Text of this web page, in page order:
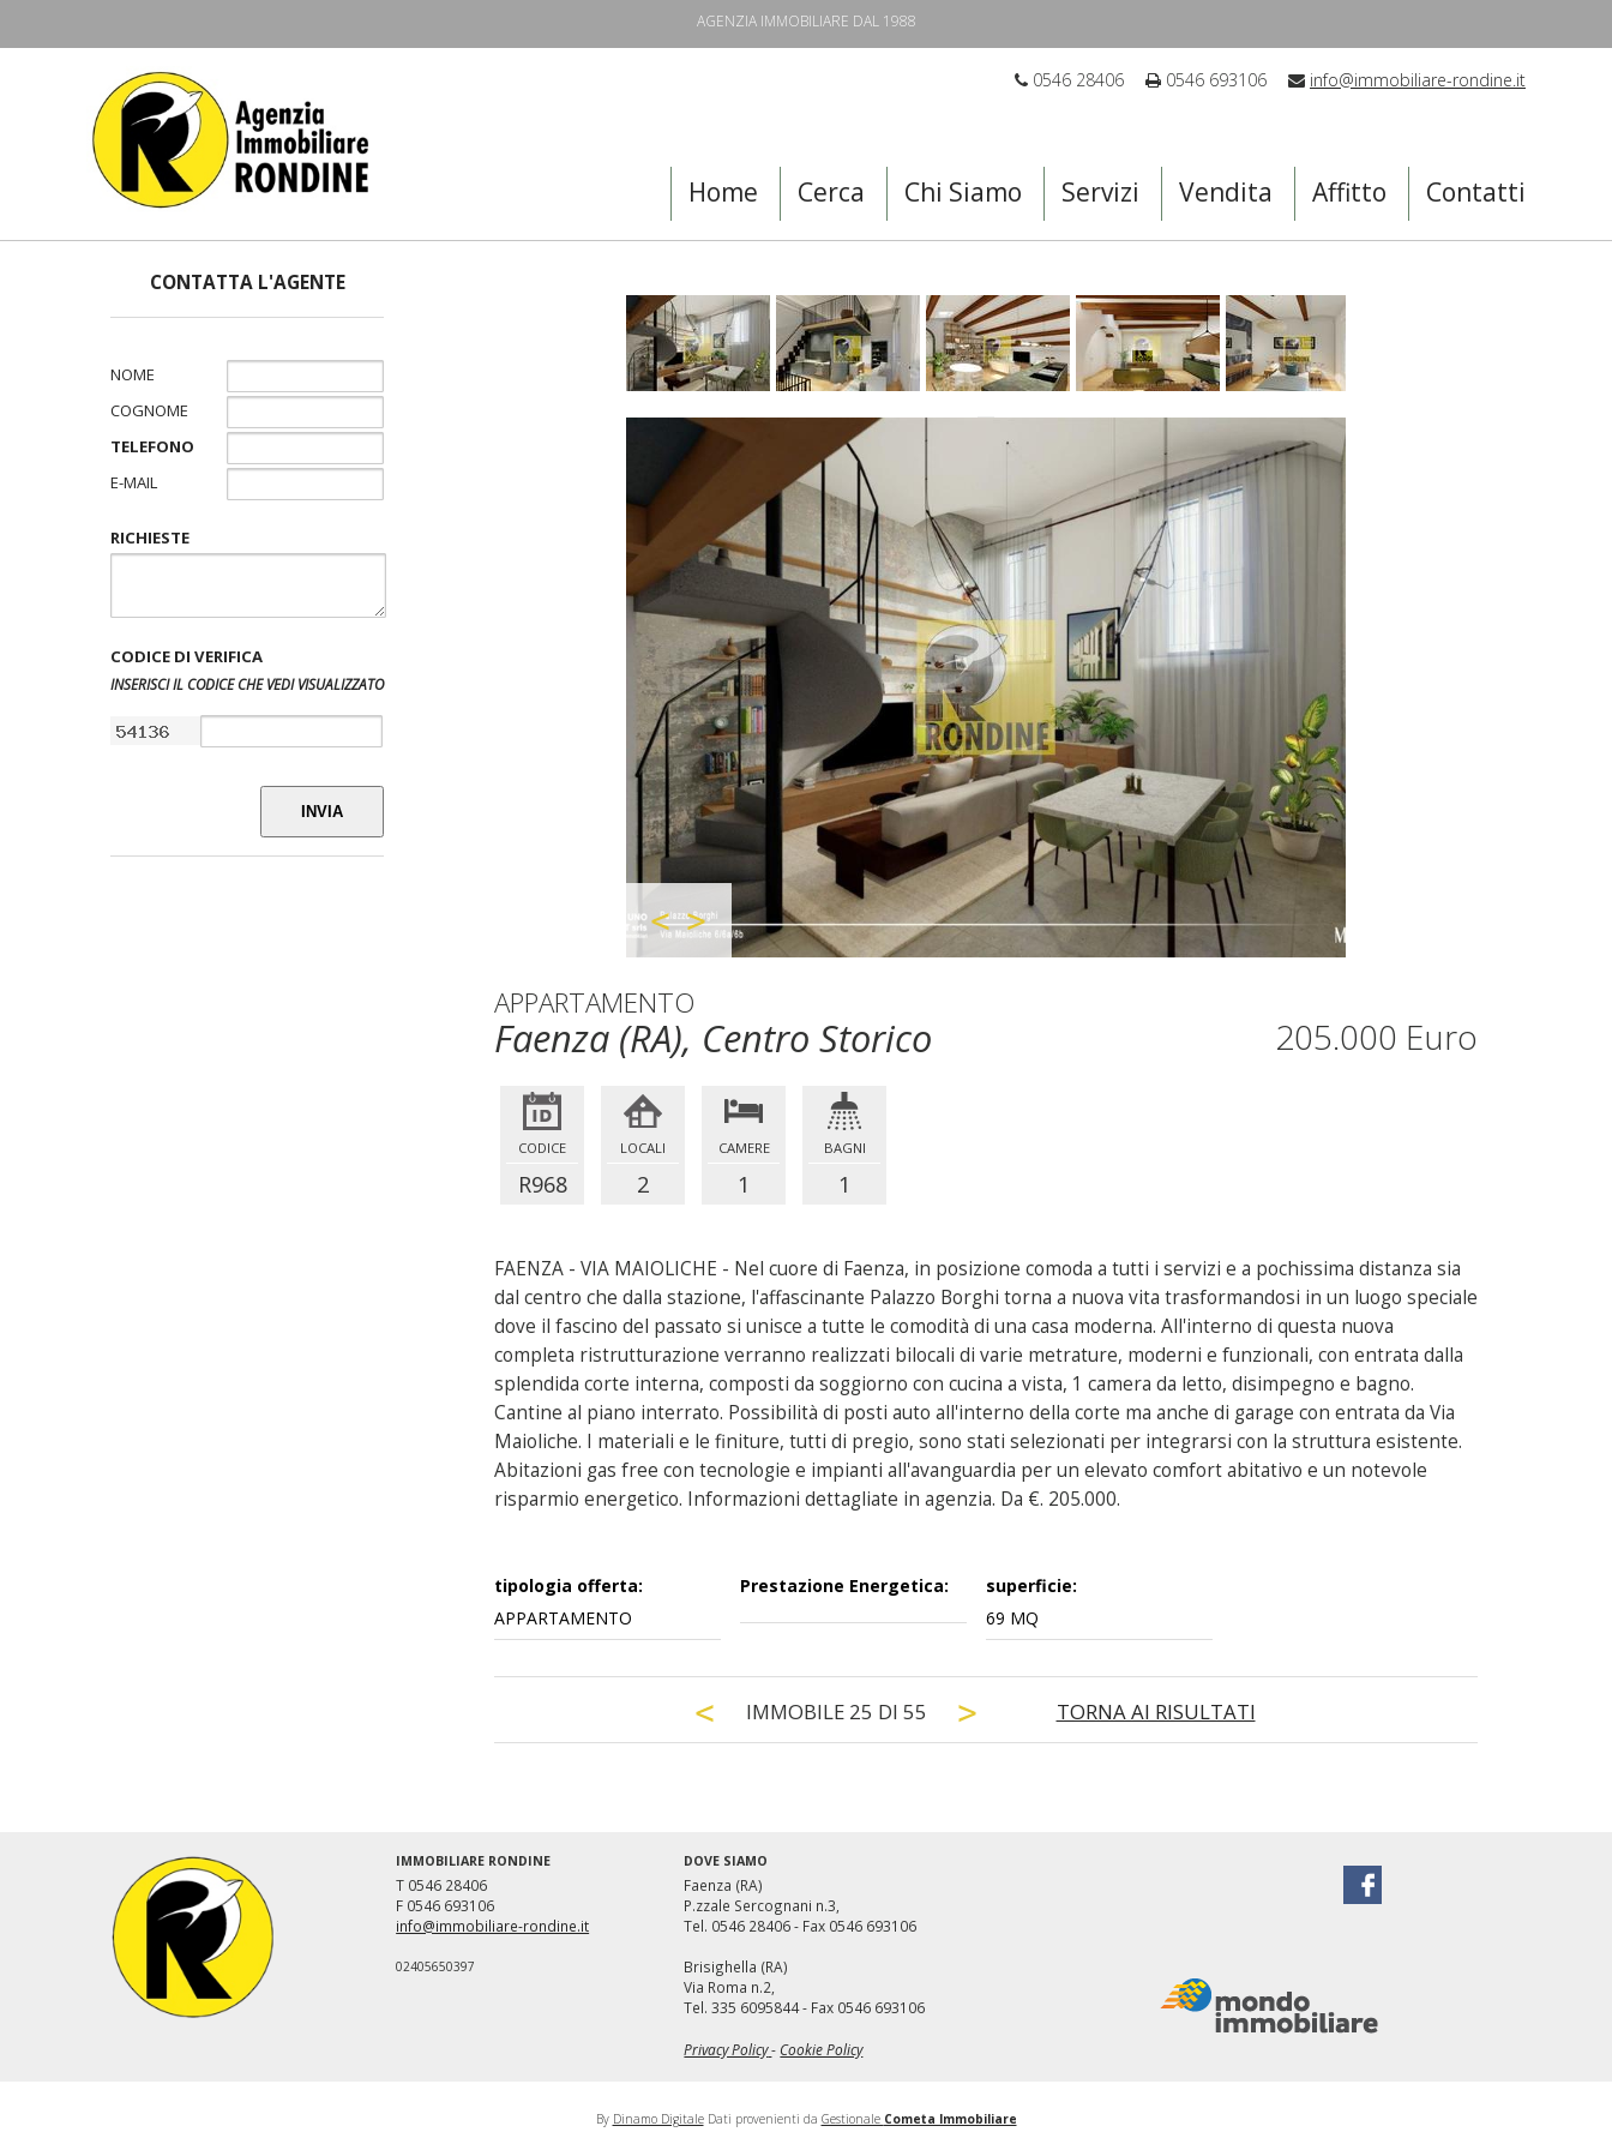
AGENZIA IMMOBILIARE DAL 1988
0546 28406 0546 693106 info@immobiliare-rondine.it
Home Cerca Chi Siamo Servizi Vendita Affitto Contatti
CONTATTA L'AGENTE
NOME
COGNOME
TELEFONO
E-MAIL
RICHIESTE
CODICE DI VERIFICA
INSERISCI IL CODICE CHE VEDI VISUALIZZATO
INVIA
APPARTAMENTO
Faenza (RA), Centro Storico 205.000 Euro
CODICE
R968
LOCALI
2
CAMERE
1
BAGNI
1
FAENZA - VIA MAIOLICHE - Nel cuore di Faenza, in posizione comoda a tutti i servizi e a pochissima distanza sia
dal centro che dalla stazione, l'affascinante Palazzo Borghi torna a nuova vita trasformandosi in un luogo speciale
dove il fascino del passato si unisce a tutte le comodità di una casa moderna. All'interno di questa nuova
completa ristrutturazione verranno realizzati bilocali di varie metrature, moderni e funzionali, con entrata dalla
splendida corte interna, composti da soggiorno con cucina a vista, 1 camera da letto, disimpegno e bagno.
Cantine al piano interrato. Possibilità di posti auto all'interno della corte ma anche di garage con entrata da Via
Maioliche. I materiali e le finiture, tutti di pregio, sono stati selezionati per integrarsi con la struttura esistente.
Abitazioni gas free con tecnologie e impianti all'avanguardia per un elevato comfort abitativo e un notevole
risparmio energetico. Informazioni dettagliate in agenzia. Da €. 205.000.
tipologia offerta:
APPARTAMENTO
Prestazione Energetica:
superficie:
69 MQ
IMMOBILE 25 DI 55 TORNA AI RISULTATI
IMMOBILIARE RONDINE
T 0546 28406
F 0546 693106
info@immobiliare-rondine.it
02405650397
DOVE SIAMO
Faenza (RA)
P.zzale Sercognani n.3,
Tel. 0546 28406 - Fax 0546 693106
Brisighella (RA)
Via Roma n.2,
Tel. 335 6095844 - Fax 0546 693106
Privacy Policy- Cookie Policy
Mondo Immobiliare
By Dinamo Digitale Dati provenienti da Gestionale Cometa Immobiliare